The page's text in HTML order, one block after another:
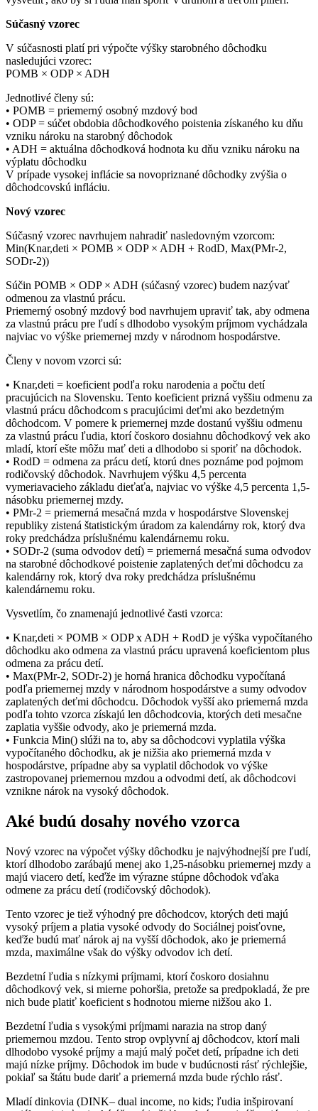
Súčasný vzorec
V súčasnosti platí pri výpočte výšky starobného dôchodku
nasledujúci vzorec:
POMB × ODP × ADH
Jednotlivé členy sú:
• POMB = priemerný osobný mzdový bod
• ODP = súčet obdobia dôchodkového poistenia získaného ku dňu
vzniku nároku na starobný dôchodok
• ADH = aktuálna dôchodková hodnota ku dňu vzniku nároku na
výplatu dôchodku
V prípade vysokej inflácie sa novopriznané dôchodky zvýšia o
dôchodcovskú infláciu.
Nový vzorec
Súčasný vzorec navrhujem nahradiť nasledovným vzorcom:
Min(Knar,deti × POMB × ODP × ADH + RodD, Max(PMr-2,
SODr-2))
Súčin POMB × ODP × ADH (súčasný vzorec) budem nazývať
odmenou za vlastnú prácu.
Priemerný osobný mzdový bod navrhujem upraviť tak, aby odmena
za vlastnú prácu pre ľudí s dlhodobo vysokým príjmom vychádzala
najviac vo výške priemernej mzdy v národnom hospodárstve.
Členy v novom vzorci sú:
• Knar,deti = koeficient podľa roku narodenia a počtu detí
pracujúcich na Slovensku. Tento koeficient prizná vyššiu odmenu za
vlastnú prácu dôchodcom s pracujúcimi deťmi ako bezdetným
dôchodcom. V pomere k priemernej mzde dostanú vyššiu odmenu
za vlastnú prácu ľudia, ktorí čoskoro dosiahnu dôchodkový vek ako
mladí, ktorí ešte môžu mať deti a dlhodobo si sporiť na dôchodok.
• RodD = odmena za prácu detí, ktorú dnes poznáme pod pojmom
rodičovský dôchodok. Navrhujem výšku 4,5 percenta
vymeriavacieho základu dieťaťa, najviac vo výške 4,5 percenta 1,5-
násobku priemernej mzdy.
• PMr-2 = priemerná mesačná mzda v hospodárstve Slovenskej
republiky zistená štatistickým úradom za kalendárny rok, ktorý dva
roky predchádza príslušnému kalendárnemu roku.
• SODr-2 (suma odvodov detí) = priemerná mesačná suma odvodov
na starobné dôchodkové poistenie zaplatených deťmi dôchodcu za
kalendárny rok, ktorý dva roky predchádza príslušnému
kalendárnemu roku.
Vysvetlím, čo znamenajú jednotlivé časti vzorca:
• Knar,deti × POMB × ODP x ADH + RodD je výška vypočítaného
dôchodku ako odmena za vlastnú prácu upravená koeficientom plus
odmena za prácu detí.
• Max(PMr-2, SODr-2) je horná hranica dôchodku vypočítaná
podľa priemernej mzdy v národnom hospodárstve a sumy odvodov
zaplatených deťmi dôchodcu. Dôchodok vyšší ako priemerná mzda
podľa tohto vzorca získajú len dôchodcovia, ktorých deti mesačne
zaplatia vyššie odvody, ako je priemerná mzda.
• Funkcia Min() slúži na to, aby sa dôchodcovi vyplatila výška
vypočítaného dôchodku, ak je nižšia ako priemerná mzda v
hospodárstve, prípadne aby sa vyplatil dôchodok vo výške
zastropovanej priemernou mzdou a odvodmi detí, ak dôchodcovi
vznikne nárok na vysoký dôchodok.
Aké budú dosahy nového vzorca
Nový vzorec na výpočet výšky dôchodku je najvýhodnejší pre ľudí,
ktorí dlhodobo zarábajú menej ako 1,25-násobku priemernej mzdy a
majú viacero detí, keďže im výrazne stúpne dôchodok vďaka
odmene za prácu detí (rodičovský dôchodok).
Tento vzorec je tiež výhodný pre dôchodcov, ktorých deti majú
vysoký príjem a platia vysoké odvody do Sociálnej poisťovne,
keďže budú mať nárok aj na vyšší dôchodok, ako je priemerná
mzda, maximálne však do výšky odvodov ich detí.
Bezdetní ľudia s nízkymi príjmami, ktorí čoskoro dosiahnu
dôchodkový vek, si mierne pohoršia, pretože sa predpokladá, že pre
nich bude platiť koeficient s hodnotou mierne nižšou ako 1.
Bezdetní ľudia s vysokými príjmami narazia na strop daný
priemernou mzdou. Tento strop ovplyvní aj dôchodcov, ktorí mali
dlhodobo vysoké príjmy a majú malý počet detí, prípadne ich deti
majú nízke príjmy. Dôchodok im bude v budúcnosti rásť rýchlejšie,
pokiaľ sa štátu bude dariť a priemerná mzda bude rýchlo rásť.
Mladí dinkovia (DINK– dual income, no kids; ľudia inšpirovaní